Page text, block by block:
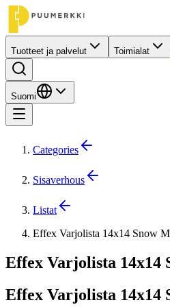
Tuotteet ja palvelut Toimialat
Suomi
Categories
Sisaverhous
Listat
Effex Varjolista 14x14 Snow
Effex Varjolista 14x14
Effex Varjolista 14x14